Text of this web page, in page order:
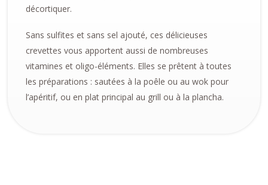
décortiquer.
Sans sulfites et sans sel ajouté, ces délicieuses
crevettes vous apportent aussi de nombreuses
vitamines et oligo-éléments. Elles se prêtent à toutes
les préparations : sautées à la poêle ou au wok pour
l’apéritif, ou en plat principal au grill ou à la plancha.